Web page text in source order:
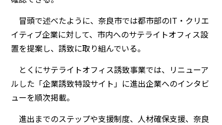
冒頭で述べたように、奈良市では都市部のIT・クリエ
イティブ企業に対して、市内へのサテライトオフィス設
置を提案し、誘致に取り組んでいる。
とくにサテライトオフィス誘致事業では、リニューア
ルした「企業誘致特設サイト」に進出企業へのインタビ
ューを順次掲載。
進出までのステップや支援制度、人材確保支援、奈良